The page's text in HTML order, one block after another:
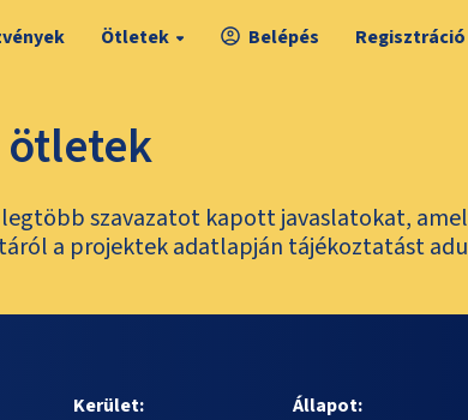
Ötletek Belépés Regisztráció
szavazatot kapott javaslatokat,
a projektek adatlapján tájékoztatást
Kerület: Állapot: